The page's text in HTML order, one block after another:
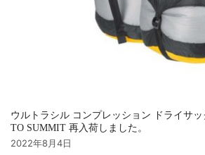
ウルトラシル コンプレッション ドライサッ
TO SUMMIT 再入荷しました。
2022年8月4日